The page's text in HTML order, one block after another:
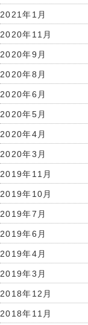
2021年1月
2020年11月
2020年9月
2020年8月
2020年6月
2020年5月
2020年4月
2020年3月
2019年11月
2019年10月
2019年7月
2019年6月
2019年4月
2019年3月
2018年12月
2018年11月